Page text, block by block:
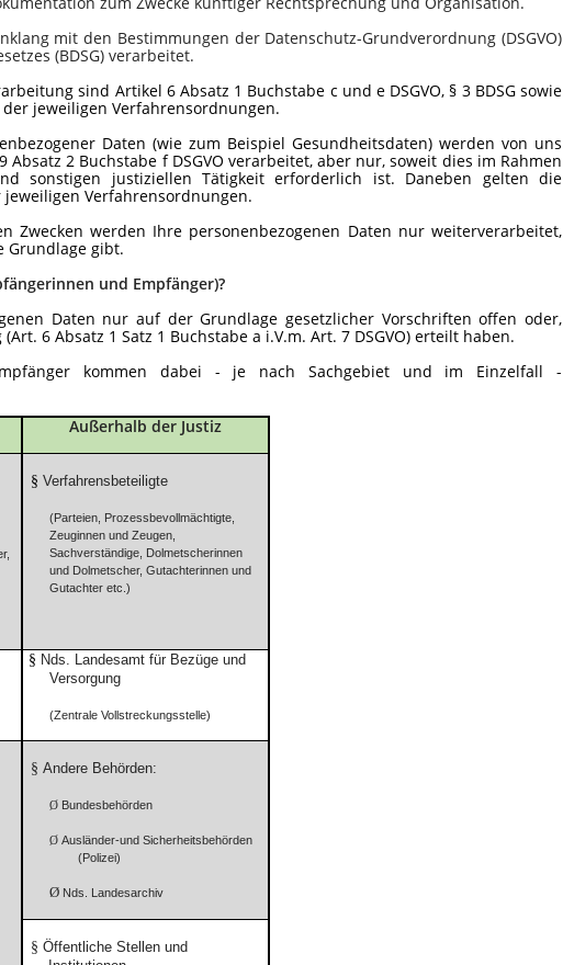
mit den Bestimmungen der Datenschutz-Grundverordnung (DSGVO)
(BDSG) verarbeitet.
sind Artikel 6 Absatz 1 Buchstabe c und e DSGVO, § 3 BDSG sowie
jeweiligen Verfahrensordnungen.
Daten (wie zum Beispiel Gesundheitsdaten) werden von uns
2 Buchstabe f DSGVO verarbeitet, aber nur, soweit dies im Rahmen
sonstigen justiziellen Tätigkeit erforderlich ist. Daneben gelten die
Verfahrensordnungen.
Zwecken werden Ihre personenbezogenen Daten nur weiterverarbeitet,
Grundlage gibt.
und Empfänger)?
Daten nur auf der Grundlage gesetzlicher Vorschriften offen oder,
6 Absatz 1 Satz 1 Buchstabe a i.V.m. Art. 7 DSGVO) erteilt haben.
kommen dabei - je nach Sachgebiet und im Einzelfall -
Außerhalb der Justiz
§ Verfahrensbeteiligte
(Parteien, Prozessbevollmächtigte,
Zeuginnen und Zeugen,
Sachverständige, Dolmetscherinnen
und Dolmetscher, Gutachterinnen und
Gutachter etc.)
§ Nds.
Landesamt für Bezüge und
Versorgung
(Zentrale Vollstreckungsstelle)
§ Andere Behörden:
Ø Bundesbehörden
ØAusländer-und Sicherheitsbehörden
(Polizei)
Ø Nds. Landesarchiv
§ Öffentliche Stellen und